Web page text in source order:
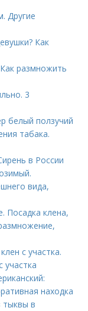
Другие
Как
размножить
3
белый ползучий
табака.
в России
вида,
Посадка клена,
с участка.
участка
находка
тыквы в